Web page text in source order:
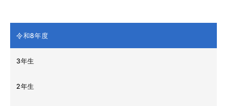
令和8年度
3年生
2年生